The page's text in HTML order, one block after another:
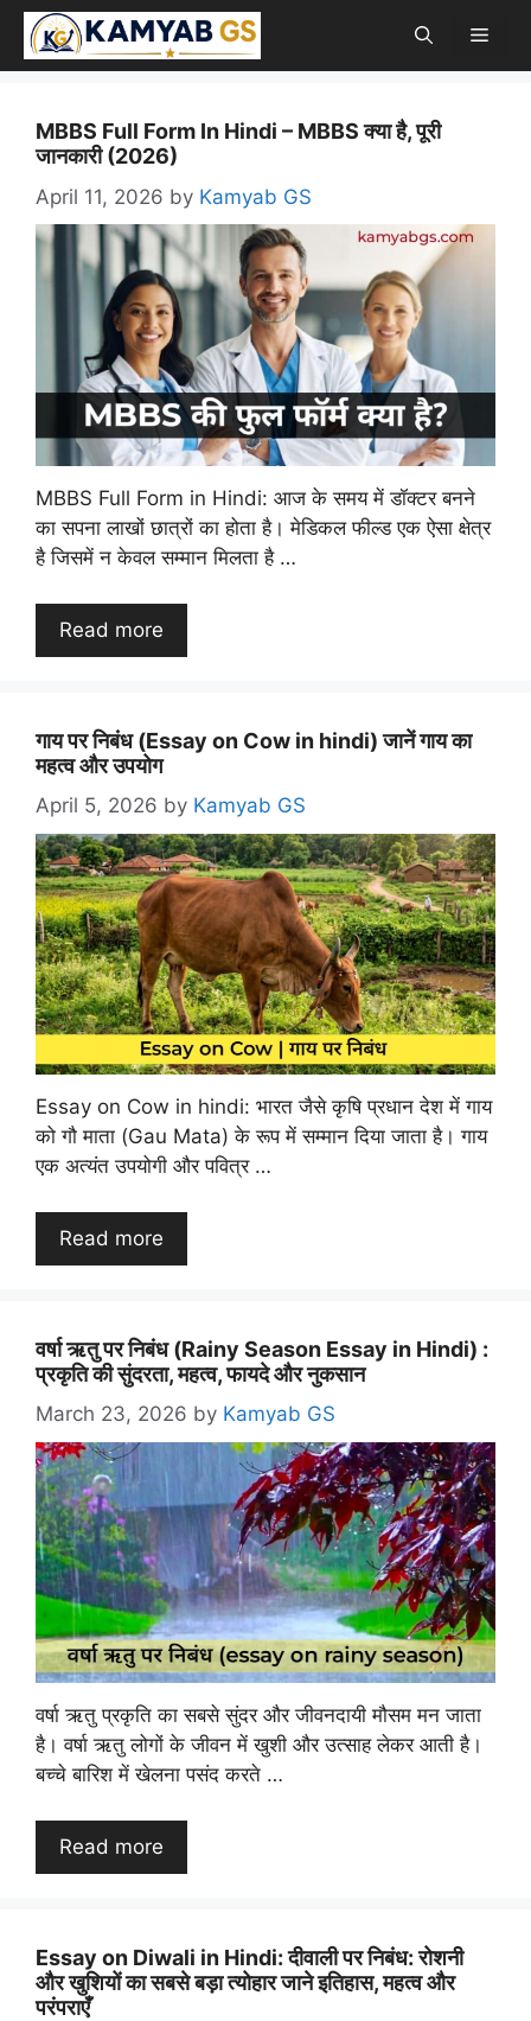
Skip
content
MBBS Full Form In Hindi – MBBS क्या है, पूरी
जानकारी (2026)
April 11, 2026 by Kamyab GS
MBBS Full Form in Hindi: आज के समय में डॉक्टर बनने
का सपना लाखों छात्रों का होता है। मेडिकल फील्ड एक ऐसा क्षेत्र
है जिसमें न केवल सम्मान मिलता है …
Read more
गाय पर निबंध (Essay on Cow in hindi) जानें गाय का
महत्व और उपयोग
April 5, 2026 by Kamyab GS
Essay on Cow in hindi: भारत जैसे कृषि प्रधान देश में गाय
को गौ माता (Gau Mata) के रूप में सम्मान दिया जाता है। गाय
एक अत्यंत उपयोगी और पवित्र …
Read more
वर्षा ऋतु पर निबंध (Rainy Season Essay in Hindi) :
प्रकृति की सुंदरता, महत्व, फायदे और नुकसान
March 23, 2026 by Kamyab GS
वर्षा ऋतु प्रकृति का सबसे सुंदर और जीवनदायी मौसम मन जाता
है। वर्षा ऋतु लोगों के जीवन में खुशी और उत्साह लेकर आती है।
बच्चे बारिश में खेलना पसंद करते …
Read more
Essay on Diwali in Hindi: दीवाली पर निबंध: रोशनी
और खुशियों का सबसे बड़ा त्योहार जाने इतिहास, महत्व और
परंपराएँ